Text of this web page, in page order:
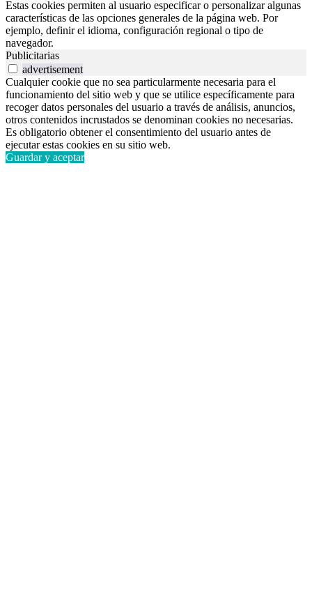
Estas cookies permiten al usuario especificar o personalizar algunas
características de las opciones generales de la página web. Por
ejemplo, definir el idioma, configuración regional o tipo de
navegador.
Publicitarias
advertisement
Cualquier cookie que no sea particularmente necesaria para el
funcionamiento del sitio web y que se utilice específicamente para
recoger datos personales del usuario a través de análisis, anuncios,
otros contenidos incrustados se denominan cookies no necesarias.
Es obligatorio obtener el consentimiento del usuario antes de
ejecutar estas cookies en su sitio web.
Guardar y aceptar